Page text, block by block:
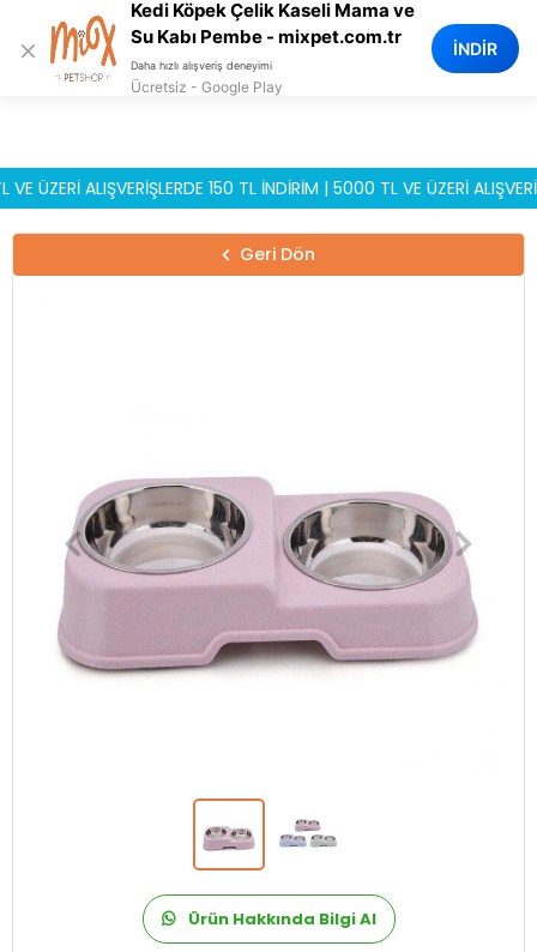
ALIŞVERİŞLERDE 150 TL İNDİRİM | 5000 TL VE ÜZERİ
0
Geri Dön
Ürün Hakkında Bilgi Al
×
Kedi Köpek Çelik Kaseli Mama ve
Su Kabı Pembe - mixpet.com.tr
Daha hızlı alışveriş deneyimi
Ücretsiz - Google Play
İNDİR